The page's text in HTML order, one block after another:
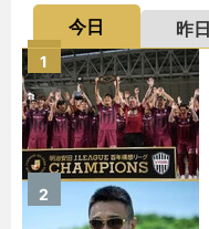
今日 昨日
1
2